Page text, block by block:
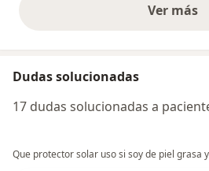
Ver más
Dudas solucionadas
17 dudas solucionadas a
Que protector solar uso si soy de piel grasa